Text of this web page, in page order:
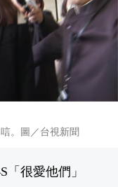
。圖／台視新聞
很愛他們」